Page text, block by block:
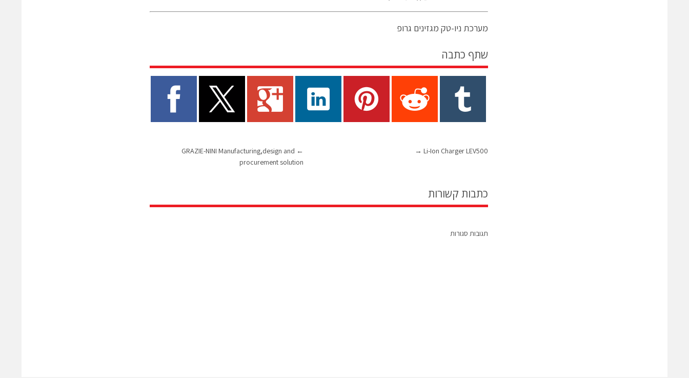
מערכת ניו-טק מגזינים גרופ
שתף כתבה
←
GRAZIE-NINI Manufacturing,design and
procurement solution
Li-Ion Charger LEV500
→
כתבות קשורות
תגובות סגורות